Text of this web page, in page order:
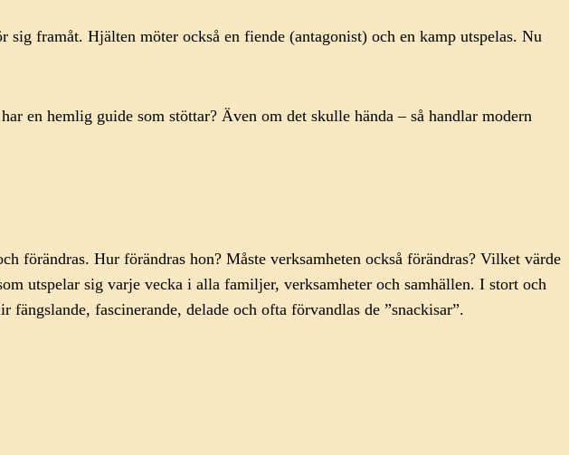
framåt. Hjälten möter också en fiende (antagonist) och en kamp utspelas. Nu
en hemlig guide som stöttar? Även om det skulle hända – så handlar modern
förändras. Hur förändras hon? Måste verksamheten också förändras? Vilket värde
utspelar sig varje vecka i alla familjer, verksamheter och samhällen. I stort och
fascinerande, delade och ofta förvandlas de ”snackisar”.